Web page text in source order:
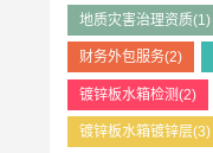
地质灾害治理资质(1)
财务外包服务(2)
镀锌板水箱检测(2)
镀锌板水箱镀锌层(3)